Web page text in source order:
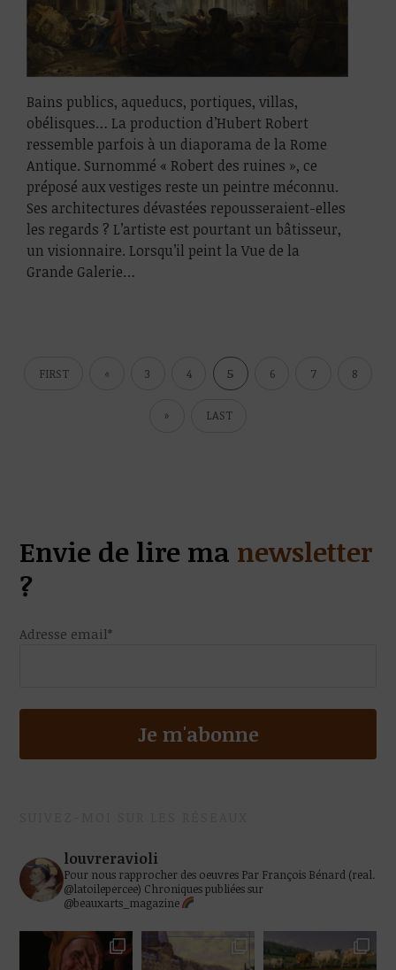
Bains publics, aqueducs, portiques, villas,
obélisques… La production d’Hubert Robert
ressemble parfois à un diaporama de la Rome
Antique. Surnommé « Robert des ruines », ce
préposé aux vestiges reste un peintre méconnu.
Ses architectures dévastées repousseraient-elles
les regards ? L’artiste est pourtant un bâtisseur,
un visionnaire. Lorsqu’il peint la Vue de la
Grande Galerie…
FIRST « 3 4 5 6 7 8
» LAST
Envie de lire ma newsletter
?
Adresse email*
louvreravioli
Pour nous rapprocher des oeuvres Par François Bénard (real.
@latoilepercee) Chroniques publiées sur
@beauxarts_magazine